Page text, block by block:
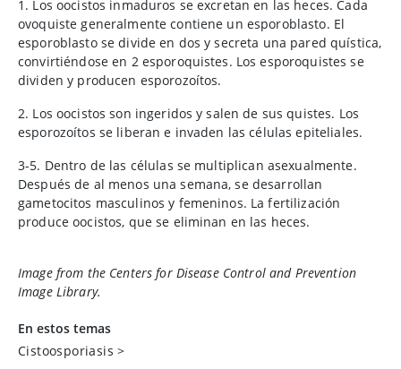
1. Los oocistos inmaduros se excretan en las heces. Cada
ovoquiste generalmente contiene un esporoblasto. El
esporoblasto se divide en dos y secreta una pared quística,
convirtiéndose en 2 esporoquistes. Los esporoquistes se
dividen y producen esporozoítos.
2. Los oocistos son ingeridos y salen de sus quistes. Los
esporozoítos se liberan e invaden las células epiteliales.
3-5. Dentro de las células se multiplican asexualmente.
Después de al menos una semana, se desarrollan
gametocitos masculinos y femeninos. La fertilización
produce oocistos, que se eliminan en las heces.
Image from the Centers for Disease Control and Prevention
Image Library.
En estos temas
Cistoosporiasis >